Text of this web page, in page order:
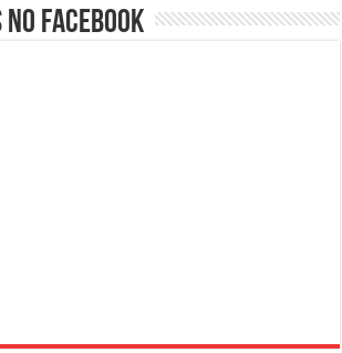
Facebook